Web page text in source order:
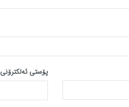
پۆستی ئەلکترۆنی